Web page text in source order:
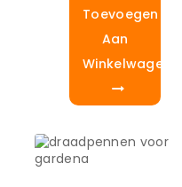
Toevoegen
Aan
Winkelwagen